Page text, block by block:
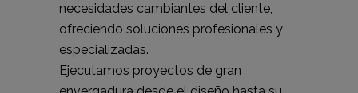
necesidades cambiantes del cliente,
ofreciendo soluciones profesionales y
especializadas.
Ejecutamos proyectos de gran